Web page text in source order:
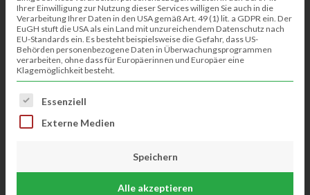
Ihrer Einwilligung zur Nutzung dieser Services willigen Sie auch in die
Verarbeitung Ihrer Daten in den USA gemäß Art. 49 (1) lit. a GDPR ein. Der
EuGH stuft die USA als ein Land mit unzureichendem Datenschutz nach
EU-Standards ein. Es besteht beispielsweise die Gefahr, dass US-
Behörden personenbezogene Daten in Überwachungsprogrammen
verarbeiten, ohne dass für Europäerinnen und Europäer eine
Klagemöglichkeit besteht.
Es folgt eine Liste der Service-Gruppen, für die eine
Essenziell
Externe Medien
Speichern
Alle akzeptieren